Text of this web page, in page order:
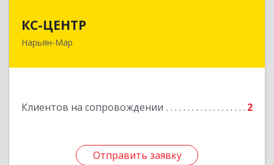
КС-ЦЕНТР
Нарьян-Мар
Клиентов на сопровождении 2
Отправить заявку
Отправить заявку